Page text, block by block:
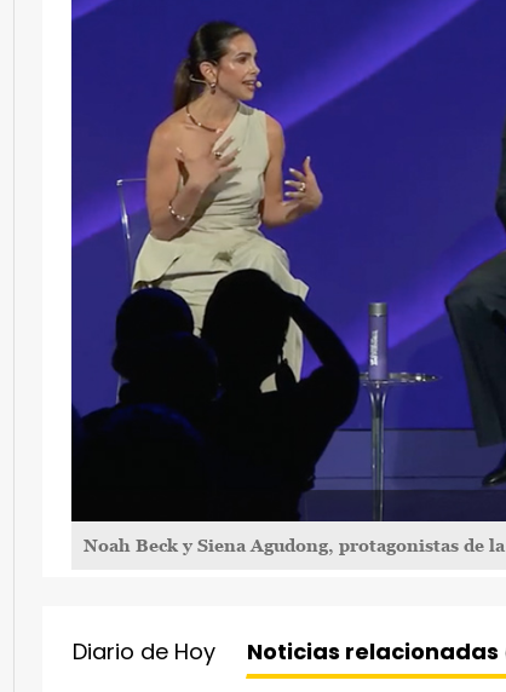
Noah Beck y Siena Agudong, protagonistas de
Diario de Hoy Noticias relacionadas